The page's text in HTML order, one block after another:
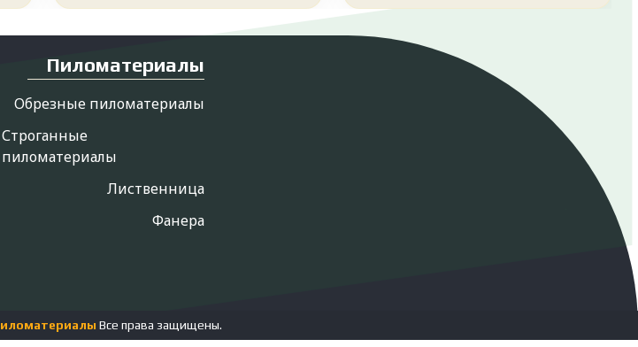
Пиломатериалы
Обрезные пиломатериалы
Строганные
пиломатериалы
Лиственница
Фанера
Все права защищены.